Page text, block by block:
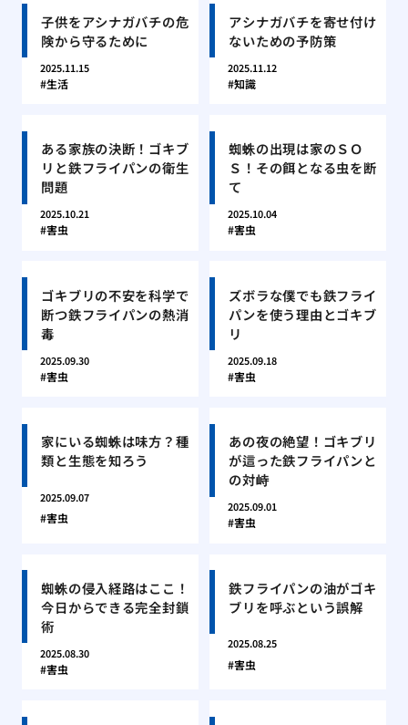
子供をアシナガバチの危
険から守るために
2025.11.15
生活
アシナガバチを寄せ付け
ないための予防策
2025.11.12
知識
ある家族の決断！ゴキブ
リと鉄フライパンの衛生
問題
2025.10.21
害虫
蜘蛛の出現は家のＳＯ
Ｓ！その餌となる虫を断
て
2025.10.04
害虫
ゴキブリの不安を科学で
断つ鉄フライパンの熱消
毒
2025.09.30
害虫
ズボラな僕でも鉄フライ
パンを使う理由とゴキブ
リ
2025.09.18
害虫
家にいる蜘蛛は味方？種
類と生態を知ろう
2025.09.07
害虫
あの夜の絶望！ゴキブリ
が這った鉄フライパンと
の対峙
2025.09.01
害虫
蜘蛛の侵入経路はここ！
今日からできる完全封鎖
術
2025.08.30
害虫
鉄フライパンの油がゴキ
ブリを呼ぶという誤解
2025.08.25
害虫